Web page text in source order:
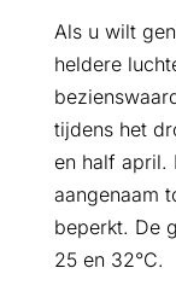
Als u wilt
heldere
tijdens het
en half april.
aangenaam
beperkt. De
25 en 32°C.